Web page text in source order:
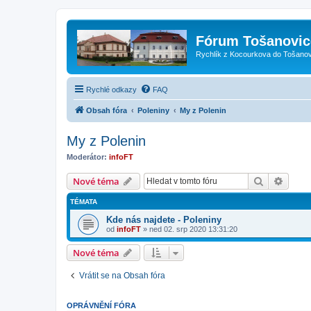
Fórum
Rychlík z Kocourkova do
Rychlé odkazy FAQ
Obsah fóra Poleniny My z Polenin
My z Polenin
Moderátor: infoFT
Nové téma Hledat
TÉMATA
Kde nás najdete - Poleniny
od infoFT » ned 02. srp 2020 13:31:20
Nové téma
Vrátit se na Obsah fóra
OPRÁVNĚNÍ FÓRA